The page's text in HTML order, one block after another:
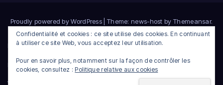
Proudly powered by WordPress Theme: news-host by Themeansar.
HomeCompteConnexionDéconnexionHeatmap crypto du jour
Inscription MembresNewsletterRéinitialisation du mot de passe
Confidentialité et cookies : ce site utilise des cookies. En continuant
à utiliser ce site Web, vous acceptez leur utilisation.
Pour en savoir plus, notamment sur la façon de contrôler les
cookies, consultez : Politique relative aux cookies